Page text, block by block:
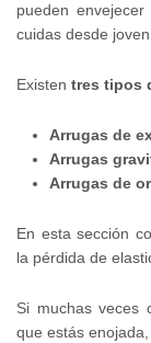
pueden
cuidas desde
Existen tres tipos
Arrugas de
Arrugas
Arrugas de
En esta sección
la pérdida de
Si muchas veces
que estás